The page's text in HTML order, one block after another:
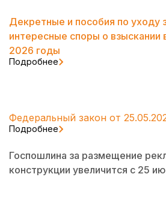
Декретные и пособия по уходу
интересные споры о взыскании
2026 годы
Подробнее
Федеральный закон от
Подробнее
Госпошлина за размещение
конструкции увеличится с 25